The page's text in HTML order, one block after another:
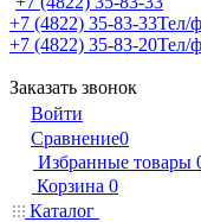
+7 (4822) 35-83-33Тел/
+7 (4822) 35-83-20Тел/
Заказать звонок
Войти
Сравнение0
Избранные товары
Корзина 0
Каталог